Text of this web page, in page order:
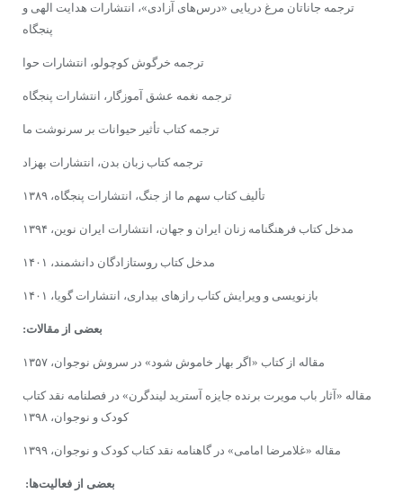
ترجمه جاناتان مرغ دریایی «درس‌های آزادی»، انتشارات هدایت الهی و
پنجگاه
ترجمه خرگوش کوچولو، انتشارات حوا
ترجمه نغمه عشق آموزگار، انتشارات پنجگاه
ترجمه کتاب تأثیر حیوانات بر سرنوشت ما
ترجمه کتاب زبان بدن، انتشارات بهزاد
تألیف کتاب سهم ما از جنگ، انتشارات پنجگاه، ۱۳۸۹
مدخل کتاب فرهنگنامه زنان ایران و جهان، انتشارات ایران نوین، ۱۳۹۴
مدخل کتاب روستازادگان دانشمند، ۱۴۰۱
بازنویسی و ویرایش کتاب رازهای بیداری، انتشارات گویا، ۱۴۰۱
بعضی از مقالات:
مقاله از کتاب «اگر بهار خاموش شود» در سروش نوجوان، ۱۳۵۷
مقاله «آثار باب مویرت برنده جایزه آسترید لیندگرن» در فصلنامه نقد کتاب
کودک و نوجوان، ۱۳۹۸
مقاله «غلامرضا امامی» در گاهنامه نقد کتاب کودک و نوجوان، ۱۳۹۹
بعضی از فعالیت‌ها: